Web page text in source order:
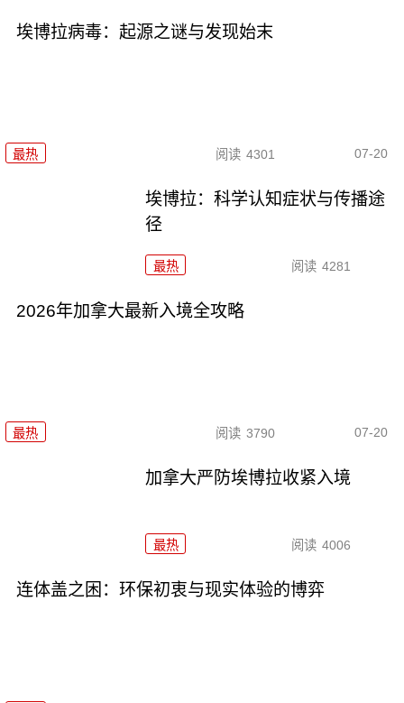
埃博拉病毒：起源之谜与发现始末
最热 阅读 4301 07-20
埃博拉：科学认知症状与传播途
径
最热 阅读 4281
2026年加拿大最新入境全攻略
最热 阅读 3790 07-20
加拿大严防埃博拉收紧入境
最热 阅读 4006
连体盖之困：环保初衷与现实体验的博弈